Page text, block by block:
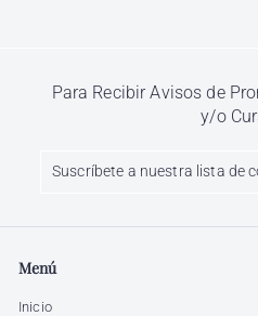
Para Recibir Avisos de
y/o
Suscríbete
lista
correo
Suscribir
Menú
Inicio